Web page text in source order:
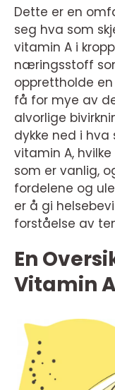
Dette er en
seg hva som
vitamin A i
næringsstoff
opprettholde
få for mye av
alvorlige
dykke ned i
vitamin A,
som er vanlig,
fordelene og
er å gi
forståelse av
En
Vitamin